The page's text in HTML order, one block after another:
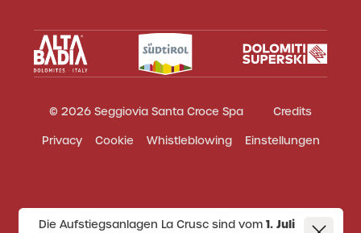
Die Aufstiegsanlagen La Crusc sind vom 1. Juli
© 2026 Seggiovia Santa Croce Spa
Credits
Privacy
Cookie Whistleblowing Einstellungen